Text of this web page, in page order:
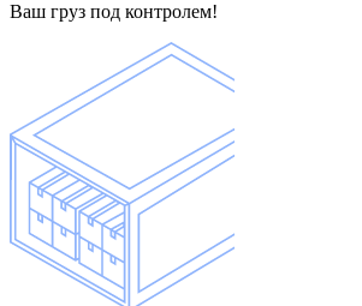
Ваш груз под контролем!